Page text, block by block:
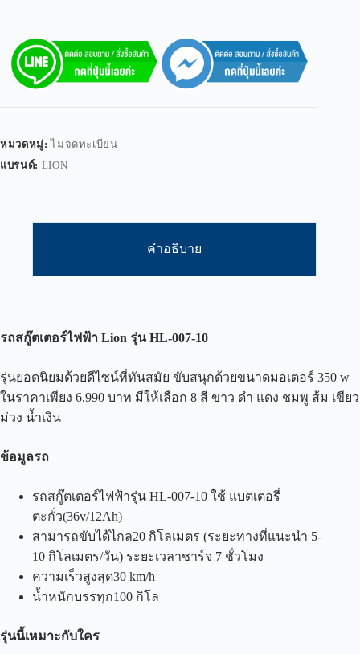
หมวดหมู่:ไม่จดทะเบียน
แบรนด์: LION
คำอธิบาย
รถสกู๊ตเตอร์ไฟฟ้า Lion รุ่น HL-007-10
รุ่นยอดนิยมด้วยดีไซน์ที่ทันสมัย ขับสนุกด้วยขนาดมอเตอร์ 350 w
ในราคาเพียง 6,990 บาท มีให้เลือก 8 สี ขาว ดำ แดง ชมพู ส้ม เขียว
ม่วง น้ำเงิน
ข้อมูลรถ
รถสกู๊ตเตอร์ไฟฟ้ารุ่น HL-007-10 ใช้ แบตเตอรี่
ตะกั่ว(36v/12Ah)
สามารถขับได้ไกล20 กิโลเมตร (ระยะทางที่แนะนำ 5-
10 กิโลเมตร/วัน) ระยะเวลาชาร์จ 7 ชั่วโมง
ความเร็วสูงสุด30 km/h
น้ำหนักบรรทุก100 กิโล
รุ่นนี้เหมาะกับใคร